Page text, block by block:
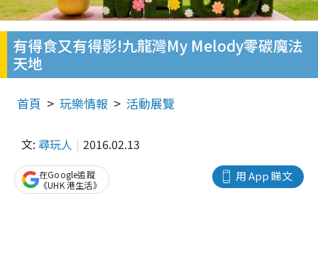
有得食又有得影!九龍灣My Melody零碳魔法
天地
首頁 玩樂情報 活動展覽
文: 尋玩人 2016.02.13
用 App 睇文
在Google追蹤
《UHK 港生活》